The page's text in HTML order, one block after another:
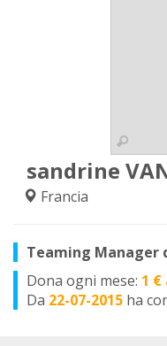
sandrine
Francia
Teaming Manager
Dona ogni mese: 1 €
Da 22-07-2015 ha